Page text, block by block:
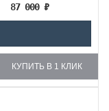
87 000₽
КУПИТЬ В 1 КЛИК